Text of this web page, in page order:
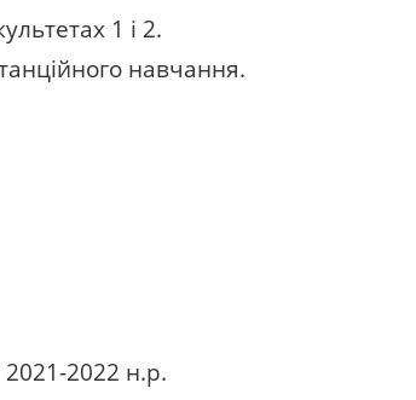
1 і 2.
навчання.
2021-2022 н.р.